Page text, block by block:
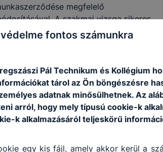
megfelelő
A szakmai vizsga sikeres
államilag elismert
vevő.
fontos számunkra
Pál Technikum és Kollégium
tárol az Ön böngészésre
adatnak minősülhetnek. Az
arról, hogy mely típusú cookie-k
k alkalmazásáról teljeskörű
egy kis fájl, amely akkor kerül a